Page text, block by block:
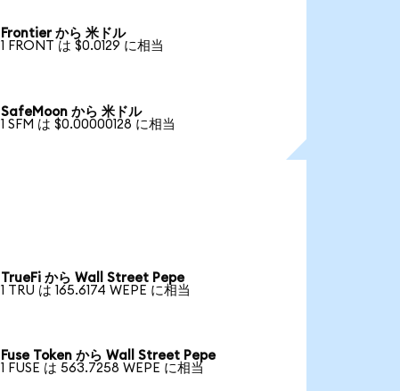
Frontier から 米ドル
1 FRONT は $0.0129 に相当
SafeMoon から 米ドル
1 SFM は $0.00000128 に相当
TrueFi から Wall Street Pepe
1 TRU は 165.6174 WEPE に相当
Fuse Token から Wall Street Pepe
1 FUSE は 563.7258 WEPE に相当